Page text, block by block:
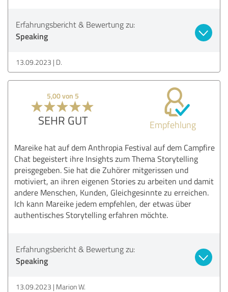
Erfahrungsbericht & Bewertung zu:
Speaking
13.09.2023 D.
5,00 von 5
SEHR GUT Empfehlung
Mareike hat auf dem Anthropia Festival auf dem Campfire
Chat begeistert ihre Insights zum Thema Storytelling
preisgegeben. Sie hat die Zuhörer mitgerissen und
motiviert, an ihren eigenen Stories zu arbeiten und damit
andere Menschen, Kunden, Gleichgesinnte zu erreichen.
Ich kann Mareike jedem empfehlen, der etwas über
authentisches Storytelling erfahren möchte.
Erfahrungsbericht & Bewertung zu:
Speaking
13.09.2023 Marion W.